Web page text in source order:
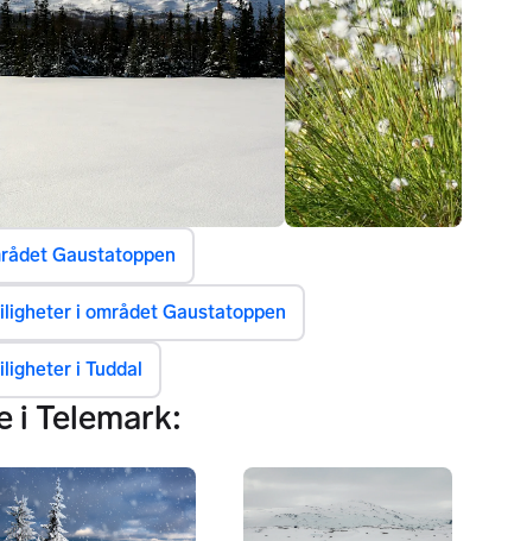
i Telemark -\nFoto: Getty Images
Gaustatoppen
i området Gaustatoppen
i Tuddal
i Telemark: